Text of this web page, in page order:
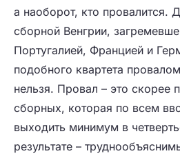
а наоборот, кто провалится.
сборной Венгрии,
Португалией, Францией и
подобного квартета
нельзя. Провал – это скорее
сборных, которая по всем
выходить минимум в
результате –